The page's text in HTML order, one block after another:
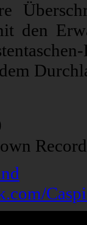
den